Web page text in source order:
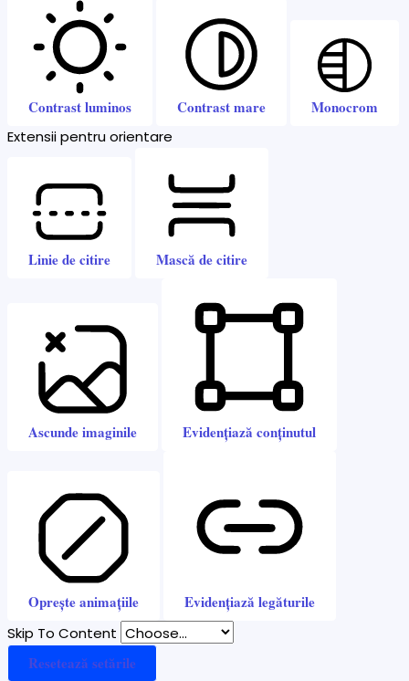
Contrast luminos Contrast mare Monocrom
Extensii pentru orientare
Linie de citire Mască de citire
Ascunde imaginile Evidențiază conținutul
Oprește animațiile Evidențiază legăturile
Skip To Content
Resetează setările